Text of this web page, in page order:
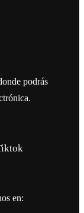
podrás
en: